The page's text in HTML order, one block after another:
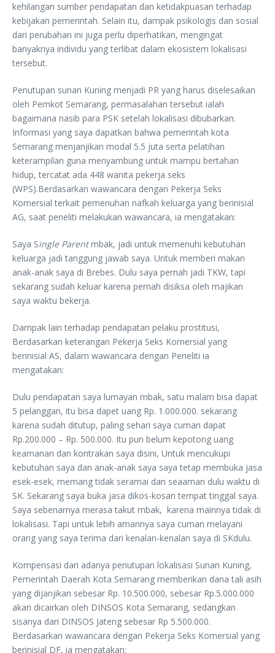
kehilangan sumber pendapatan dan ketidakpuasan terhadap
kebijakan pemerintah. Selain itu, dampak psikologis dan sosial
dari perubahan ini juga perlu diperhatikan, mengingat
banyaknya individu yang terlibat dalam ekosistem lokalisasi
tersebut.
Penutupan sunan Kuning menjadi PR yang harus diselesaikan
oleh Pemkot Semarang, permasalahan tersebut ialah
bagaimana nasib para PSK setelah lokalisasi dibubarkan.
Informasi yang saya dapatkan bahwa pemerintah kota
Semarang menjanjikan modal 5.5 juta serta pelatihan
keterampilan guna menyambung untuk mampu bertahan
hidup, tercatat ada 448 wanita pekerja seks
(WPS).Berdasarkan wawancara dengan Pekerja Seks
Komersial terkait pemenuhan nafkah keluarga yang berinisial
AG, saat peneliti melakukan wawancara, ia mengatakan:
Saya Single Parentmbak, jadi untuk memenuhi kebutuhan
keluarga jadi tanggung jawab saya. Untuk memberi makan
anak-anak saya di Brebes. Dulu saya pernah jadi TKW, tapi
sekarang sudah keluar karena pernah disiksa oleh majikan
saya waktu bekerja.
Dampak lain terhadap pendapatan pelaku prostitusi,
Berdasarkan keterangan Pekerja Seks Komersial yang
berinisial AS, dalam wawancara dengan Peneliti ia
mengatakan:
Dulu pendapatan saya lumayan mbak, satu malam bisa dapat
5 pelanggan, itu bisa dapet uang Rp. 1.000.000. sekarang
karena sudah ditutup, paling sehari saya cuman dapat
Rp.200.000 – Rp. 500.000. Itu pun belum kepotong uang
keamanan dan kontrakan saya disini, Untuk mencukupi
kebutuhan saya dan anak-anak saya saya tetap membuka jasa
esek-esek, memang tidak seramai dan seaaman dulu waktu di
SK. Sekarang saya buka jasa dikos-kosan tempat tinggal saya.
Saya sebenarnya merasa takut mbak, karena mainnya tidak di
lokalisasi. Tapi untuk lebih amannya saya cuman melayani
orang yang saya terima dari kenalan-kenalan saya di SKdulu.
Kompensasi dari adanya penutupan lokalisasi Sunan Kuning,
Pemerintah Daerah Kota Semarang memberikan dana tali asih
yang dijanjikan sebesar Rp. 10.500.000, sebesar Rp.5.000.000
akan dicairkan oleh DINSOS Kota Semarang, sedangkan
sisanya dari DINSOS Jateng sebesar Rp 5.500.000.
Berdasarkan wawancara dengan Pekerja Seks Komersial yang
berinisial DF, ia mengatakan: